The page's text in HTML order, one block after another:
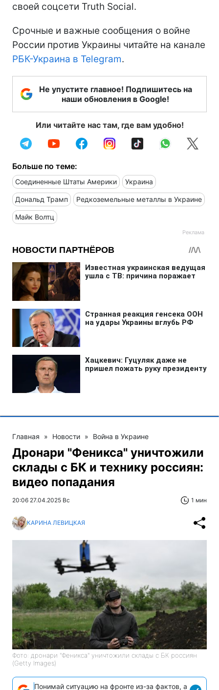
своей соцсети Truth Social.
Срочные и важные сообщения о войне
России против Украины читайте на канале
РБК-Украина в Telegram.
Не упустите главное! Подпишитесь на
наши обновления в Google!
Или читайте нас там, где вам удобно!
Больше по теме:
Соединенные Штаты Америки Украина
Дональд Трамп Редкоземельные металлы в Украине
Майк Волтц
Главная » Новости » Война в Украине
Дронари "Феникса" уничтожили
склады с БК и технику россиян:
видео попадания
20:06 27.04.2025 Вс 1 мин
КАРИНА ЛЕВИЦКАЯ
Фото: дронари "Феникса" уничтожили склады с БК россиян
(Getty Images)
Понимай ситуацию на фронте из-за фактов, а